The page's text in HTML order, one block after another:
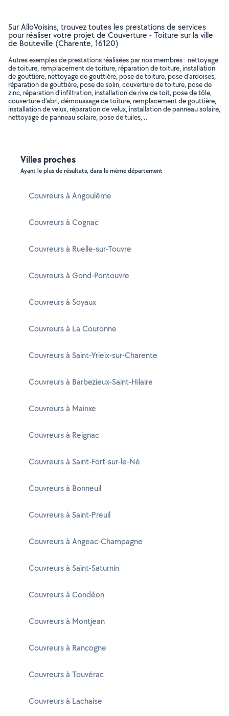
Sur AlloVoisins, trouvez toutes les prestations de services
pour réaliser votre projet de Couverture - Toiture sur la ville
de Bouteville (Charente, 16120)
Autres exemples de prestations réalisées par nos membres : nettoyage
de toiture, remplacement de toiture, réparation de toiture, installation
de gouttière, nettoyage de gouttière, pose de toiture, pose d'ardoises,
réparation de gouttière, pose de solin, couverture de toiture, pose de
zinc, réparation d'infiltration, installation de rive de toit, pose de tôle,
couverture d'abri, démoussage de toiture, remplacement de gouttière,
installation de velux, réparation de velux, installation de panneau solaire,
nettoyage de panneau solaire, pose de tuiles, ..
Villes proches
Ayant le plus de résultats, dans le même département
Couvreurs à Angoulême
Couvreurs à Cognac
Couvreurs à Ruelle-sur-Touvre
Couvreurs à Gond-Pontouvre
Couvreurs à Soyaux
Couvreurs à La Couronne
Couvreurs à Saint-Yrieix-sur-Charente
Couvreurs à Barbezieux-Saint-Hilaire
Couvreurs à Mainxe
Couvreurs à Reignac
Couvreurs à Saint-Fort-sur-le-Né
Couvreurs à Bonneuil
Couvreurs à Saint-Preuil
Couvreurs à Angeac-Champagne
Couvreurs à Saint-Saturnin
Couvreurs à Condéon
Couvreurs à Montjean
Couvreurs à Rancogne
Couvreurs à Touvérac
Couvreurs à Lachaise